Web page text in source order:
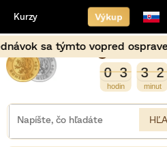
obsah
vopred
Výkup
Kurzy
Burza opět
0
0 3
3 3
3